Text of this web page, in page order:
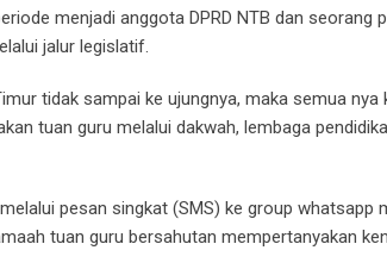
menjadi anggota DPRD NTB dan seorang
jalur legislatif.
tidak sampai ke ujungnya, maka semua nya
tuan guru melalui dakwah, lembaga
pesan singkat (SMS) ke group whatsapp
tuan guru bersahutan mempertanyakan